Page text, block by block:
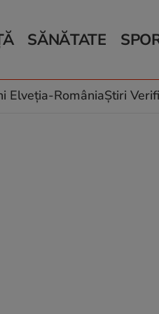
climatice
SĂNĂTATE
Relații
Rețete culinare
Elveția-RomâniaȘtiri